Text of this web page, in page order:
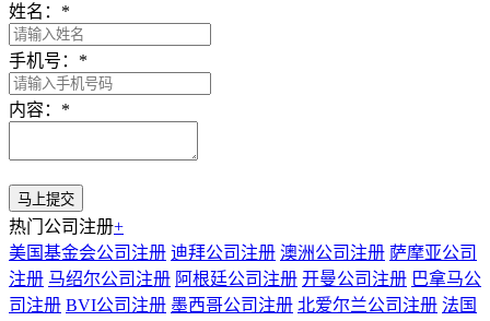
姓名： *
手机号： *
内容： *
热门公司注册+
美国基金会公司注册 迪拜公司注册 澳洲公司注册 萨摩亚公司
注册 马绍尔公司注册 阿根廷公司注册 开曼公司注册 巴拿马公
司注册 BVI公司注册 墨西哥公司注册 北爱尔兰公司注册 法国